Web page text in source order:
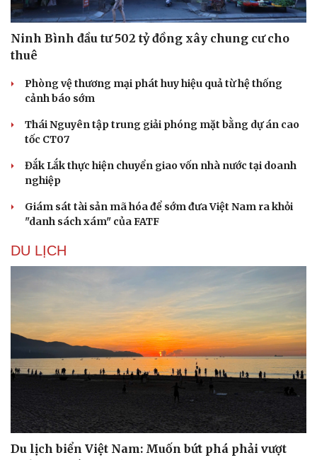
Du lịch
Tư vấn
Săn Tour
Podcast
Câu chuyện thời sự
Kể chuyện cho bé
Ninh Bình đầu tư 502 tỷ đồng xây chung cư cho
thuê
Phòng vệ thương mại phát huy hiệu quả từ hệ thống
cảnh báo sớm
Thái Nguyên tập trung giải phóng mặt bằng dự án cao
tốc CT07
Đắk Lắk thực hiện chuyển giao vốn nhà nước tại doanh
nghiệp
Giám sát tài sản mã hóa để sớm đưa Việt Nam ra khỏi
"danh sách xám" của FATF
DU LỊCH
Du lịch biển Việt Nam: Muốn bứt phá phải vượt